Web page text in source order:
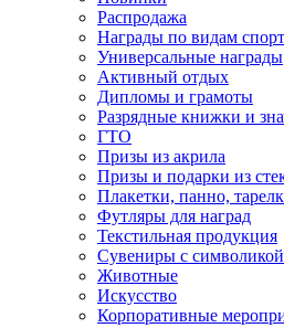
Распродажа
Награды по видам
Универсальные награды
Активный отдых
Дипломы и грамоты
Разрядные книжки и
ГТО
Призы из акрила
Призы и подарки из
Плакетки, панно,
Футляры для наград
Текстильная продукция
Сувениры с
Животные
Искусство
Корпоративные